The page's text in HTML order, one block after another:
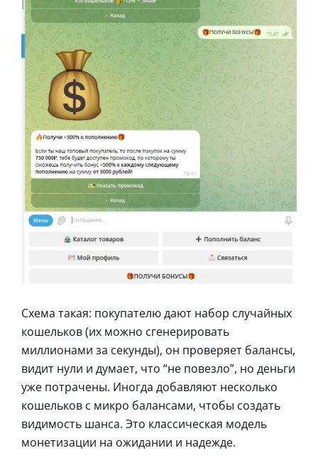
Схема такая: покупателю дают набор случайных
кошельков (их можно сгенерировать
миллионами за секунды), он проверяет балансы,
видит нули и думает, что “не повезло”, но деньги
уже потрачены. Иногда добавляют несколько
кошельков с микро балансами, чтобы создать
видимость шанса. Это классическая модель
монетизации на ожидании и надежде.